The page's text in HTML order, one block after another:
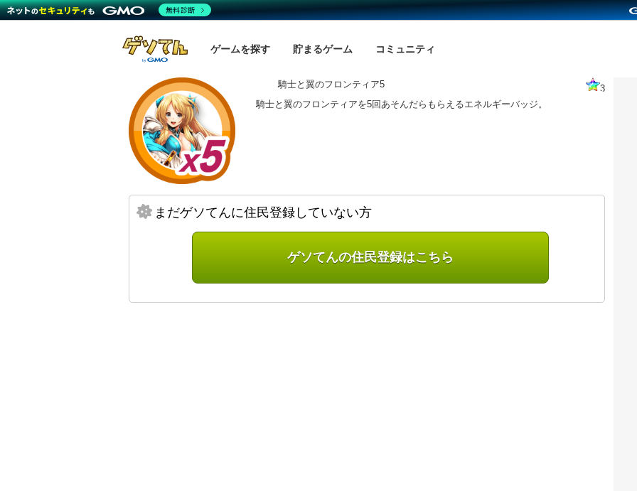
ゲームを探す 貯まるゲーム コミュニティ
騎士と翼のフロンティア5
3
騎士と翼のフロンティアを5回あそんだらもらえるエネルギーバッジ。
まだゲソてんに住民登録していない方
ゲソてんの住民登録はこちら
無料診断